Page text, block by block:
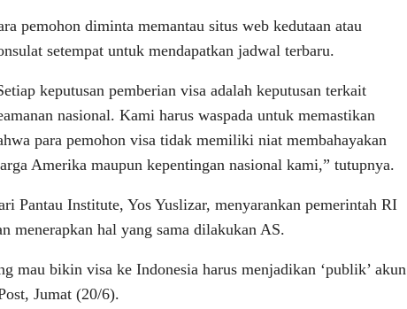
pemohon diminta memantau situs web kedutaan atau
setempat untuk mendapatkan jadwal terbaru.
keputusan pemberian visa adalah keputusan terkait
nasional. Kami harus waspada untuk memastikan
para pemohon visa tidak memiliki niat membahayakan
Amerika maupun kepentingan nasional kami,” tutupnya.
Pantau Institute, Yos Yuslizar, menyarankan pemerintah RI
menerapkan hal yang sama dilakukan AS.
mau bikin visa ke Indonesia harus menjadikan ‘publik’ akun
Jumat (20/6).